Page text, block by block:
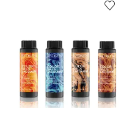
60ML
aantal